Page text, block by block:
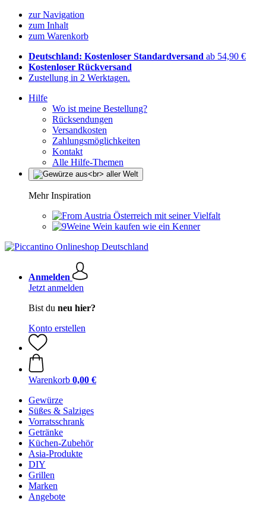
zur Navigation
zum Inhalt
zum Warenkorb
Deutschland: Kostenloser Standardversand ab 54,90 €
Kostenloser Rückversand
Zustellung in 2 Werktagen.
Hilfe
Wo ist meine Bestellung?
Rücksendungen
Versandkosten
Zahlungsmöglichkeiten
Kontakt
Alle Hilfe-Themen
Mehr Inspiration
Österreich mit seiner Vielfalt
Wein kaufen wie ein Kenner
Anmelden
Jetzt anmelden
Bist du neu hier?
Konto erstellen
Warenkorb 0,00 €
Gewürze
Süßes & Salziges
Vorratsschrank
Getränke
Küchen-Zubehör
Asia-Produkte
DIY
Grillen
Marken
Angebote